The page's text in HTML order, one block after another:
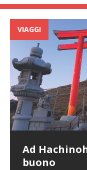
VIAGGI
Ad
buono